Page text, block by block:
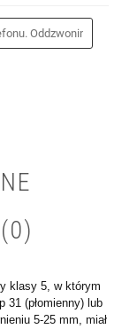
klasy 5, w którym
31 (płomienny) lub
5-25 mm, miał